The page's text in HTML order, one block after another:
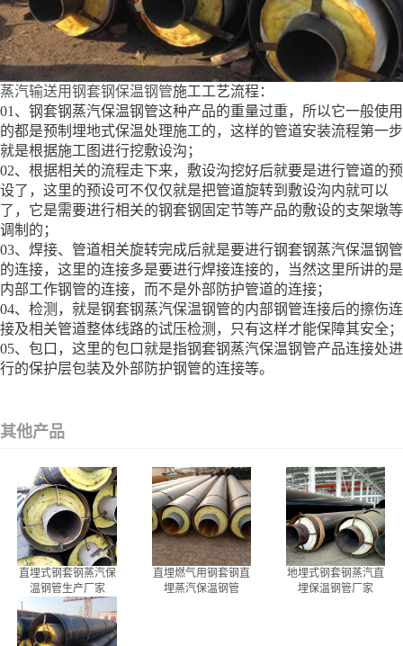
蒸汽输送用钢套钢保温钢管施工工艺流程：
01、钢套钢蒸汽保温钢管这种产品的重量过重，所以它一般使用
的都是预制埋地式保温处理施工的，这样的管道安装流程第一步
就是根据施工图进行挖敷设沟；
02、根据相关的流程走下来，敷设沟挖好后就要是进行管道的预
设了，这里的预设可不仅仅就是把管道旋转到敷设沟内就可以
了，它是需要进行相关的钢套钢固定节等产品的敷设的支架墩等
调制的；
03、焊接、管道相关旋转完成后就是要进行钢套钢蒸汽保温钢管
的连接，这里的连接多是要进行焊接连接的，当然这里所讲的是
内部工作钢管的连接，而不是外部防护管道的连接；
04、检测，就是钢套钢蒸汽保温钢管的内部钢管连接后的擦伤连
接及相关管道整体线路的试压检测，只有这样才能保障其安全；
05、包口，这里的包口就是指钢套钢蒸汽保温钢管产品连接处进
行的保护层包装及外部防护钢管的连接等。
其他产品
直埋式钢套钢蒸汽保
温钢管生产厂家
直埋燃气用钢套钢直
埋蒸汽保温钢管
地埋式钢套钢蒸汽直
埋保温钢管厂家